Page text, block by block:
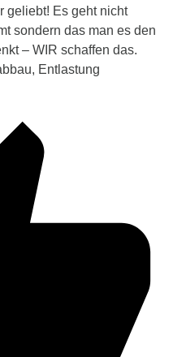
geliebt! Es geht nicht
sondern das man es den
– WIR schaffen das.
Entlastung